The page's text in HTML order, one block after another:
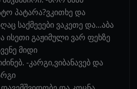
პატარა?ვკითხე და
საქმეეები ვაკეთე და...აბა
ისეთი გაჟიმული ვარ ფეხზე
მიდი
-კარგი,ვიბანავებ და